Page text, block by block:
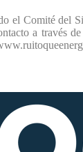
el Comité del
a través